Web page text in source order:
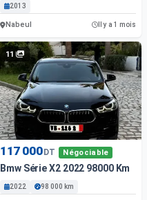
2013
Nabeul Il y a 1 mois
11
117 000DT Négociable
Bmw Série X2 2022 98000 Km
2022 98 000 km